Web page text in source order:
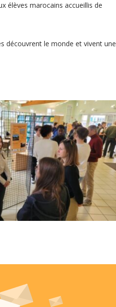
élèves marocains accueillis de
découvrent le monde et vivent une